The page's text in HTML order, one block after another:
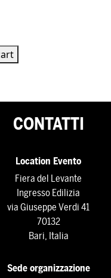
CONTATTI
Location Evento
Fiera del Levante
Ingresso Edilizia
via Giuseppe Verdi 41
70132
Bari, Italia
Sede organizzazione